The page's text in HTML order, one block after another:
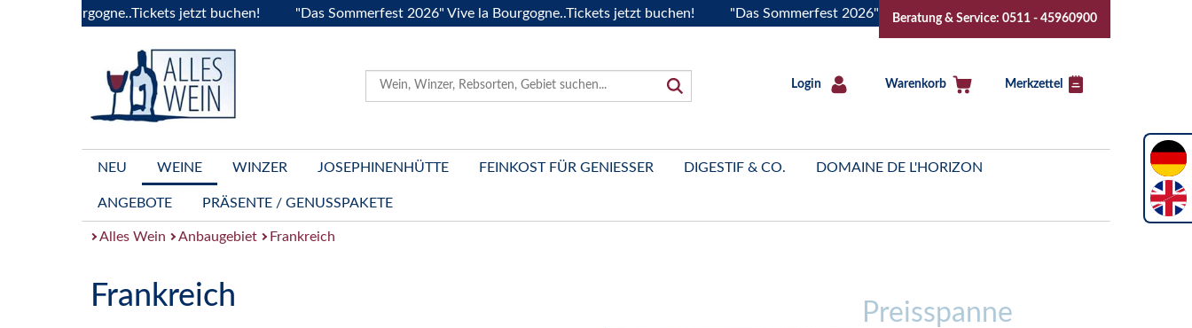
jetzt buchen! "Das Sommerfest 2026" Vive la Bourgogne..Tickets jetzt buchen! "Das Sommerfest 2026" Vive la Bourgogne..Tickets jetzt buchen!
Beratung & Service: 0511 - 45960900
Login Warenkorb Merkzettel
NEU WEINE WINZER JOSEPHINENHÜTTE FEINKOST FÜR GENIESSER DIGESTIF & CO. DOMAINE DE L'HORIZON
ANGEBOTE PRÄSENTE / GENUSSPAKETE
Alles Wein Anbaugebiet Frankreich
Frankreich
Preisspanne